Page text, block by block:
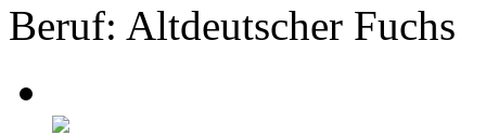
Beruf: Altdeutscher Fuchs